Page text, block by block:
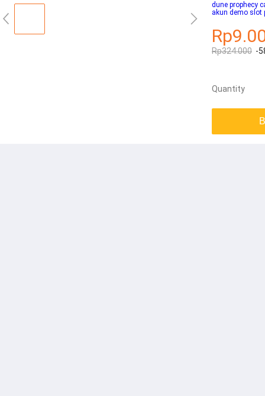
dune prophecy
akun demo slot
Rp324.000 -
Quantity